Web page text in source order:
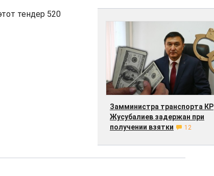
Замминистра транспорта КР
Жусубалиев задержан при
получении взятки
12
тендер 520